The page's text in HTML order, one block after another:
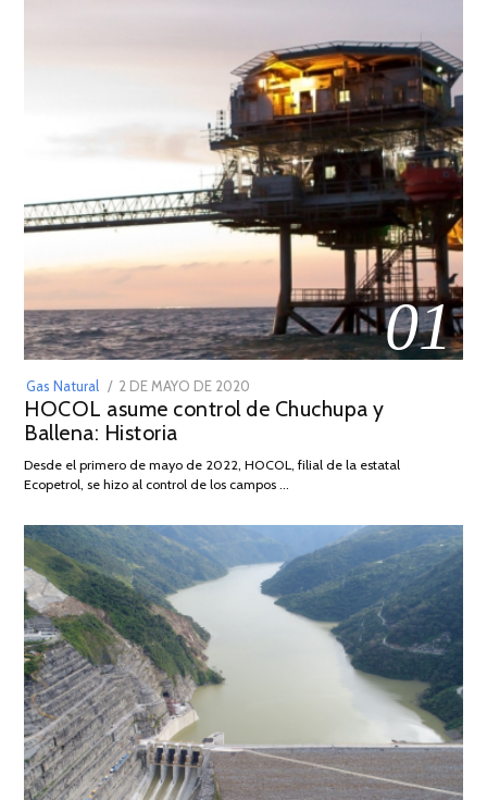
01
Gas Natural
POSTED
ON
2 DE MAYO DE 2020
DE
2026
HOCOL asume control de Chuchupa y
Ballena: Historia
Desde el primero de mayo de 2022, HOCOL, filial de la estatal
Ecopetrol, se hizo al control de los campos …